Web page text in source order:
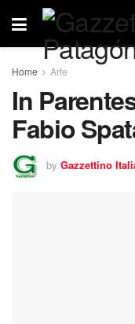
Home Arte
In
Fabio
by Gazzettino